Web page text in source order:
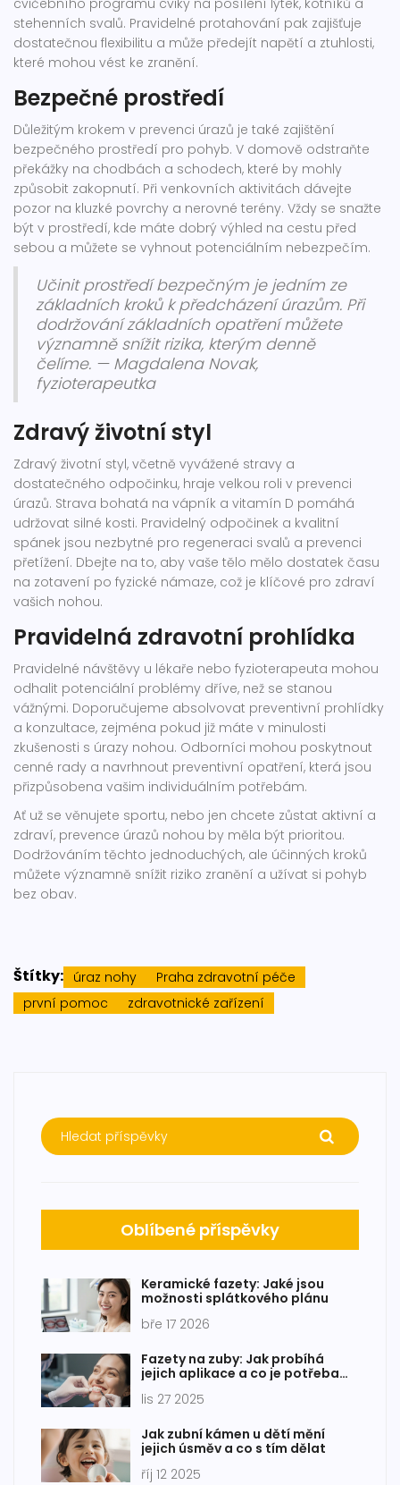
cvičebního programu cviky na posílení lýtek, kotníků a
stehenních svalů. Pravidelné protahování pak zajišťuje
dostatečnou flexibilitu a může předejít napětí a ztuhlosti,
které mohou vést ke zranění.
Bezpečné prostředí
Důležitým krokem v prevenci úrazů je také zajištění
bezpečného prostředí pro pohyb. V domově odstraňte
překážky na chodbách a schodech, které by mohly
způsobit zakopnutí. Při venkovních aktivitách dávejte
pozor na kluzké povrchy a nerovné terény. Vždy se snažte
být v prostředí, kde máte dobrý výhled na cestu před
sebou a můžete se vyhnout potenciálním nebezpečím.
Učinit prostředí bezpečným je jedním ze
základních kroků k předcházení úrazům. Při
dodržování základních opatření můžete
významně snížit rizika, kterým denně
čelíme. — Magdalena Novak,
fyzioterapeutka
Zdravý životní styl
Zdravý životní styl, včetně vyvážené stravy a
dostatečného odpočinku, hraje velkou roli v prevenci
úrazů. Strava bohatá na vápník a vitamín D pomáhá
udržovat silné kosti. Pravidelný odpočinek a kvalitní
spánek jsou nezbytné pro regeneraci svalů a prevenci
přetížení. Dbejte na to, aby vaše tělo mělo dostatek času
na zotavení po fyzické námaze, což je klíčové pro zdraví
vašich nohou.
Pravidelná zdravotní prohlídka
Pravidelné návštěvy u lékaře nebo fyzioterapeuta mohou
odhalit potenciální problémy dříve, než se stanou
vážnými. Doporučujeme absolvovat preventivní prohlídky
a konzultace, zejména pokud již máte v minulosti
zkušenosti s úrazy nohou. Odborníci mohou poskytnout
cenné rady a navrhnout preventivní opatření, která jsou
přizpůsobena vašim individuálním potřebám.
Ať už se věnujete sportu, nebo jen chcete zůstat aktivní a
zdraví, prevence úrazů nohou by měla být prioritou.
Dodržováním těchto jednoduchých, ale účinných kroků
můžete významně snížit riziko zranění a užívat si pohyb
bez obav.
Štítky: úraz nohy
Praha zdravotní péče
první pomoc
zdravotnické zařízení
Oblíbené příspěvky
Keramické fazety: Jaké jsou
možnosti splátkového plánu
bře 17 2026
Fazety na zuby: Jak probíhá
jejich aplikace a co je potřeba
lis 27 2025
Jak zubní kámen u dětí mění
jejich úsměv a co s tím dělat
říj 12 2025